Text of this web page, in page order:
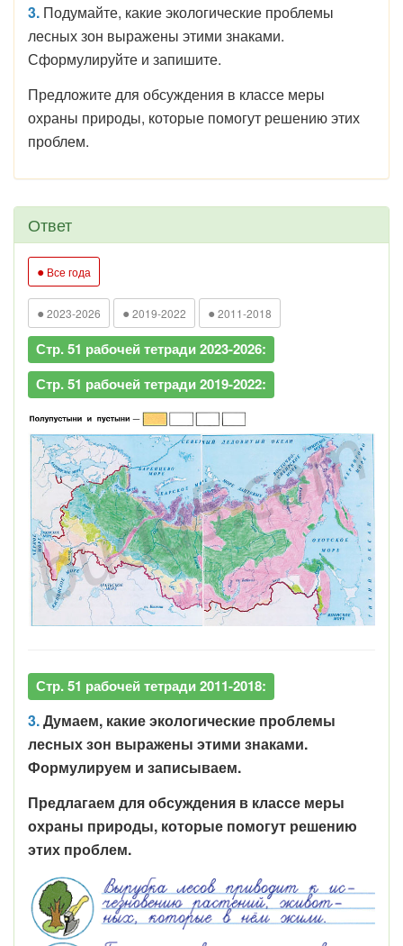
3. Подумайте, какие экологические проблемы
лесных зон выражены этими знаками.
Сформулируйте и запишите.
Предложите для обсуждения в классе меры
охраны природы, которые помогут решению этих
проблем.
Ответ
● Все года
● 2023-2026 ● 2019-2022 ● 2011-2018
Стр. 51 рабочей тетради 2023-2026:
Стр. 51 рабочей тетради 2019-2022:
Стр. 51 рабочей тетради 2011-2018:
3.Думаем, какие экологические проблемы
лесных зон выражены этими знаками.
Формулируем и записываем.
Предлагаем для обсуждения в классе меры
охраны природы, которые помогут решению
этих проблем.